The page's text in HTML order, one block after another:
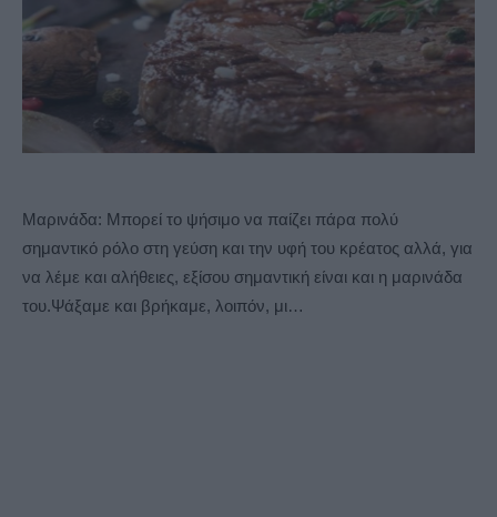
Μαρινάδα: Μπορεί το ψήσιμο να παίζει πάρα πολύ
σημαντικό ρόλο στη γεύση και την υφή του κρέατος αλλά, για
να λέμε και αλήθειες, εξίσου σημαντική είναι και η μαρινάδα
του.Ψάξαμε και βρήκαμε, λοιπόν, μι…